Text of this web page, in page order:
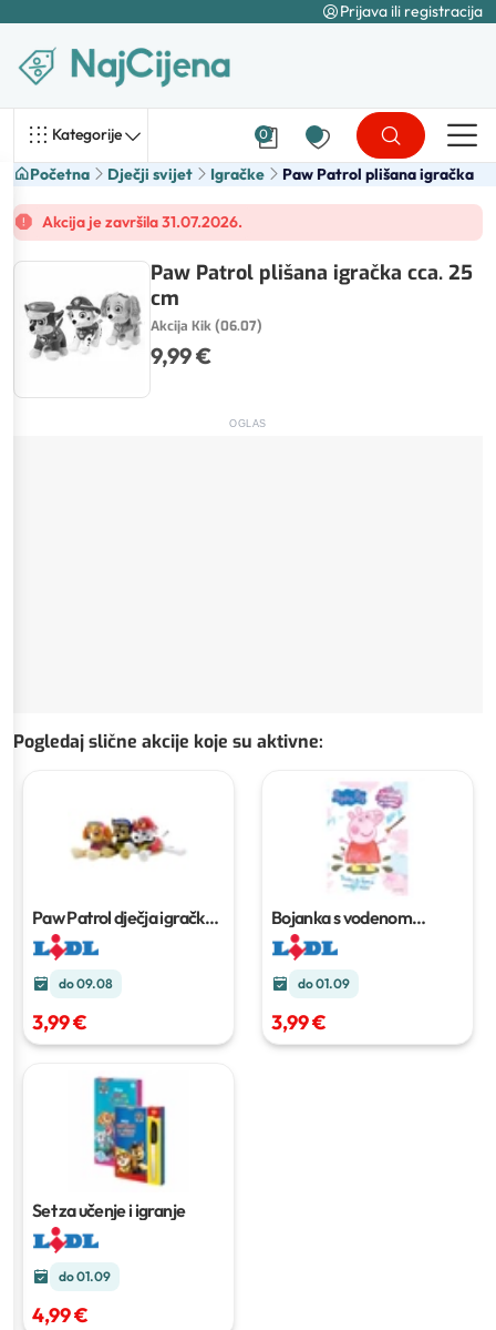
Prijava ili registracija
Kategorije 0
Početna Dječji svijet Igračke Paw Patrol plišana igračka
Akcija je završila 31.07.2026.
Paw Patrol plišana igračka cca. 25
cm
Akcija Kik (06.07)
9,99 €
OGLAS
Pogledaj slične akcije koje su aktivne:
Paw Patrol dječja igračka
Komad
do 09.08
3,99 €
Bojanka s vodenom
olovkom ili čarobna
magnetna ploča
do 01.09
3,99 €
Set za učenje i igranje
do 01.09
4,99 €